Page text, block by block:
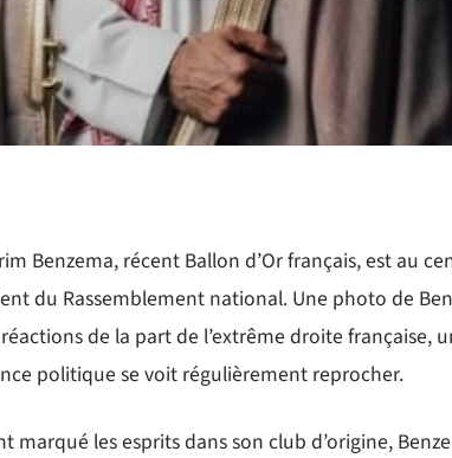
Benzema, récent Ballon d’Or français, est au
du Rassemblement national. Une photo de
de la part de l’extrême droite française,
politique se voit régulièrement reprocher.
marqué les esprits dans son club d’origine,